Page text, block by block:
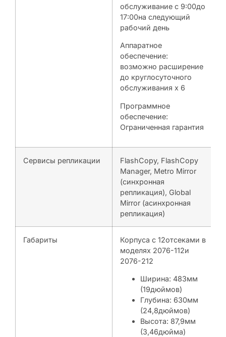
обслуживание с 9:00до
17:00на следующий
рабочий день
Аппаратное
обеспечение:
возможно расширение
до круглосуточного
обслуживания х 6
Программное
обеспечение:
Ограниченная гарантия
Сервисы репликации
FlashCopy, FlashCopy
Manager, Metro Mirror
(синхронная
репликация), Global
Mirror (асинхронная
репликация)
Габариты
Корпуса с 12отсеками в
моделях 2076-112и
2076-212
Ширина: 483мм
(19дюймов)
Глубина: 630мм
(24,8дюймов)
Высота: 87,9мм
(3,46дюйма)